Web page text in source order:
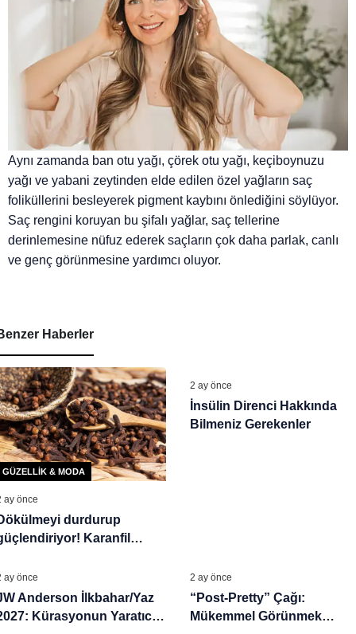
Aynı zamanda ban otu yağı, çörek otu yağı, keçiboynuzu
yağı ve yabani zeytinden elde edilen özel yağların saç
foliküllerini besleyerek pigment kaybını önlediğini söylüyor.
Saç rengini koruyan bu şifalı yağlar, saç tellerine
derinlemesine nüfuz ederek saçların çok daha parlak, canlı
ve genç görünmesine yardımcı oluyor.
Haberler
GÜZELLIK & MODA
ay önce
durdurup
Karanfil
2 ay önce
İnsülin Direnci Hakkında
Bilmeniz Gerekenler
ay önce
Anderson İlkbahar/Yaz
Kürasyonun Yaratıcı
2 ay önce
“Post-Pretty” Çağı:
Mükemmel Görünmek